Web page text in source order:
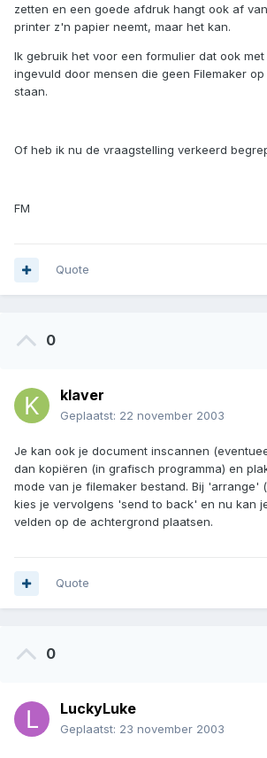
zetten en een goede afdruk hangt ook af
printer z'n papier neemt, maar het kan.
Ik gebruik het voor een formulier dat ook
ingevuld door mensen die geen Filemaker
staan.
Of heb ik nu de vraagstelling verkeerd
FM
Quote
0
klaver
Geplaatst: 22 november 2003
Je kan ook je document inscannen
dan kopiëren (in grafisch programma) en
mode van je filemaker bestand. Bij 'arrange'
kies je vervolgens 'send to back' en nu kan
velden op de achtergrond plaatsen.
Quote
0
LuckyLuke
Geplaatst: 23 november 2003